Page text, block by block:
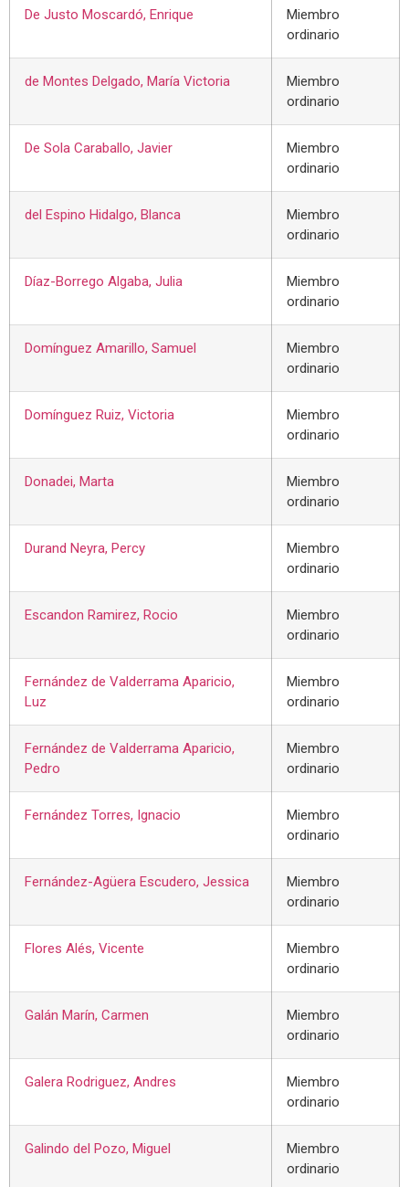
De Justo Moscardó, Enrique
Miembro
ordinario
de Montes Delgado, María Victoria
Miembro
ordinario
De Sola Caraballo, Javier
Miembro
ordinario
del Espino Hidalgo, Blanca
Miembro
ordinario
Díaz-Borrego Algaba, Julia
Miembro
ordinario
Domínguez Amarillo, Samuel
Miembro
ordinario
Domínguez Ruiz, Victoria
Miembro
ordinario
Donadei, Marta
Miembro
ordinario
Durand Neyra, Percy
Miembro
ordinario
Escandon Ramirez, Rocio
Miembro
ordinario
Fernández de Valderrama Aparicio,
Luz
Miembro
ordinario
Fernández de Valderrama Aparicio,
Pedro
Miembro
ordinario
Fernández Torres, Ignacio
Miembro
ordinario
Fernández-Agüera Escudero, Jessica
Miembro
ordinario
Flores Alés, Vicente
Miembro
ordinario
Galán Marín, Carmen
Miembro
ordinario
Galera Rodriguez, Andres
Miembro
ordinario
Galindo del Pozo, Miguel
Miembro
ordinario